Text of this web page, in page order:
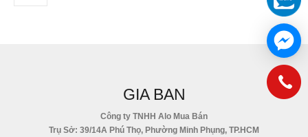
GIA BAN
Công ty TNHH Alo Mua Bán
Trụ Sở: 39/14A Phú Thọ, Phường Minh Phụng, TP.HCM